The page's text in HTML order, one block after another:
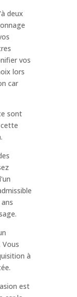
deux
vos
lors
car
sont
à
est